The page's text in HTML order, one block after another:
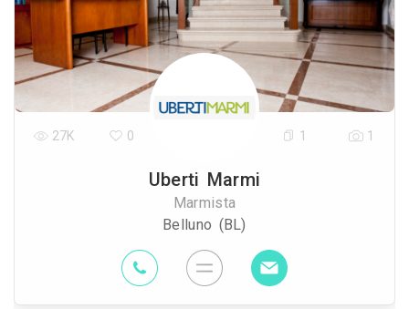
Uberti Marmi
Marmista
Belluno (BL)
27K 0 1 1